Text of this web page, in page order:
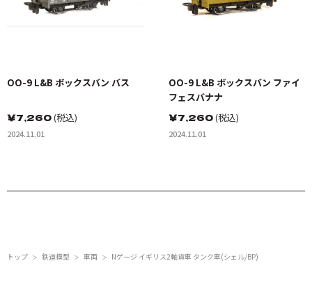
OO-9 L&B ボックスバン バス
￥7,260(税込)
2024.11.01
OO-9 L&B ボックスバン ファイ
フェスバナナ
￥7,260(税込)
2024.11.01
トップ ＞ 鉄道模型 ＞ 車両 ＞ Nゲージ イギリス2軸貨車 タンク車(シェル/BP)